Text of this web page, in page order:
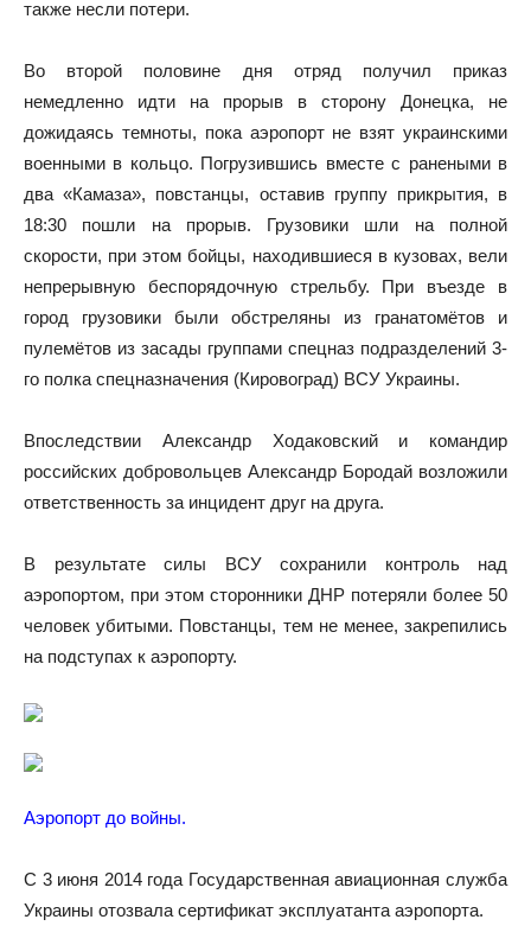
также несли потери.
Во второй половине дня отряд получил приказ
немедленно идти на прорыв в сторону Донецка, не
дожидаясь темноты, пока аэропорт не взят украинскими
военными в кольцо. Погрузившись вместе с ранеными в
два «Камаза», повстанцы, оставив группу прикрытия, в
18:30 пошли на прорыв. Грузовики шли на полной
скорости, при этом бойцы, находившиеся в кузовах, вели
непрерывную беспорядочную стрельбу. При въезде в
город грузовики были обстреляны из гранатомётов и
пулемётов из засады группами спецназ подразделений 3-
го полка спецназначения (Кировоград) ВСУ Украины.
Впоследствии Александр Ходаковский и командир
российских добровольцев Александр Бородай возложили
ответственность за инцидент друг на друга.
В результате силы ВСУ сохранили контроль над
аэропортом, при этом сторонники ДНР потеряли более 50
человек убитыми. Повстанцы, тем не менее, закрепились
на подступах к аэропорту.
Аэропорт до войны.
С 3 июня 2014 года Государственная авиационная служба
Украины отозвала сертификат эксплуатанта аэропорта.